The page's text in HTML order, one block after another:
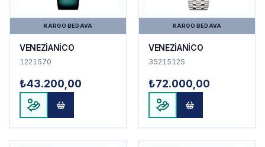
KARGO BEDAVA
VENEZİANİCO
1221570
₺43.200,00
KARGO BEDAVA
VENEZİANİCO
3521512S
₺72.000,00